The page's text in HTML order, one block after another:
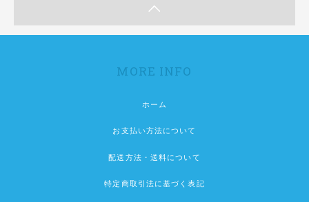
MORE INFO
ホーム
お支払い方法について
配送方法・送料について
特定商取引法に基づく表記